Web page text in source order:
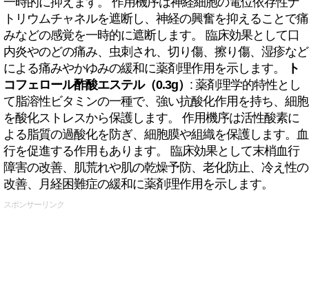
トリウムチャネルを遮断し、神経の興奮を抑えることで痛
みなどの感覚を一時的に遮断します。 臨床効果として口
内炎やのどの痛み、虫刺され、切り傷、擦り傷、湿疹など
による痛みやかゆみの緩和に薬剤理作用を示します。
ト
コフェロール酢酸エステル（0.3g） : 薬剤理学的特性とし
て脂溶性ビタミンの一種で、強い抗酸化作用を持ち、細胞
を酸化ストレスから保護します。 作用機序は活性酸素に
よる脂質の過酸化を防ぎ、細胞膜や組織を保護します。血
行を促進する作用もあります。 臨床効果として末梢血行
障害の改善、肌荒れや肌の乾燥予防、老化防止、冷え性の
改善、月経困難症の緩和に薬剤理作用を示します。
スポンサーリンク